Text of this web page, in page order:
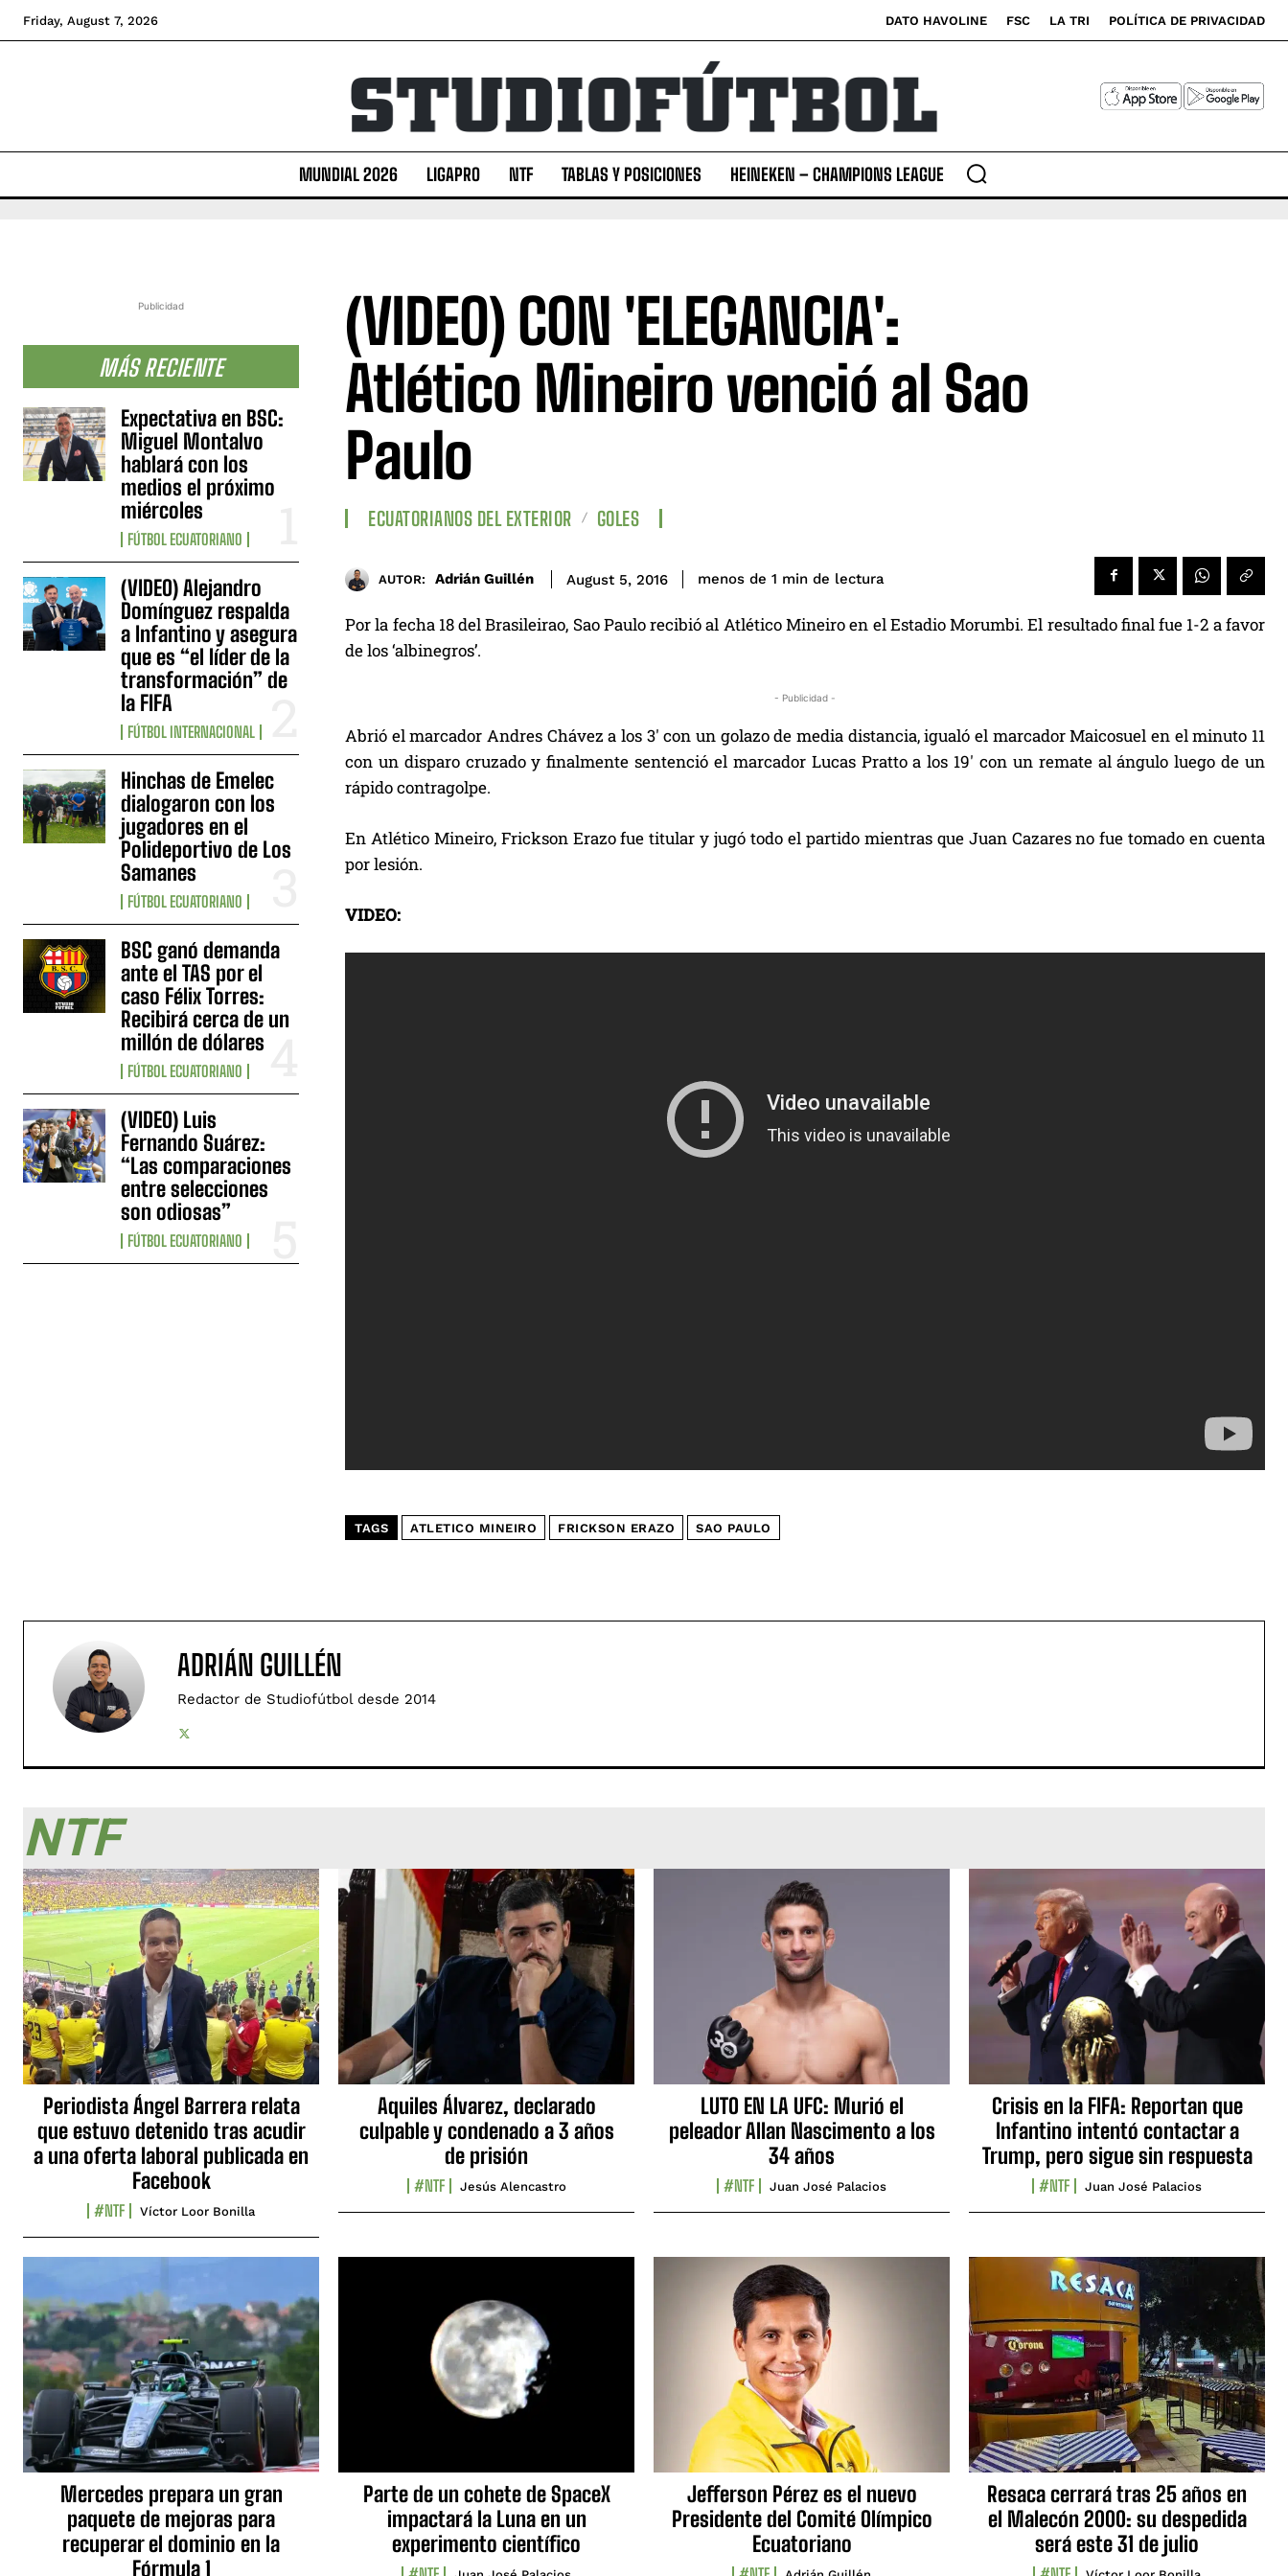
Friday, August 7, 2026 DATO HAVOLINE FSC LA TRI POLÍTICA DE PRIVACIDAD
MUNDIAL 2026 LIGAPRO NTF TABLAS Y POSICIONES HEINEKEN – CHAMPIONS LEAGUE
Publicidad
MÁS RECIENTE
Expectativa en BSC:
Miguel Montalvo
hablará con los
medios el próximo
miércoles
FÚTBOL ECUATORIANO
(VIDEO) Alejandro
Domínguez respalda
a Infantino y asegura
que es “el líder de la
transformación” de
la FIFA
FÚTBOL INTERNACIONAL
Hinchas de Emelec
dialogaron con los
jugadores en el
Polideportivo de Los
Samanes
FÚTBOL ECUATORIANO
BSC ganó demanda
ante el TAS por el
caso Félix Torres:
Recibirá cerca de un
millón de dólares
FÚTBOL ECUATORIANO
(VIDEO) Luis
Fernando Suárez:
“Las comparaciones
entre selecciones
son odiosas”
FÚTBOL ECUATORIANO
(VIDEO) CON 'ELEGANCIA':
Atlético Mineiro venció al Sao
Paulo
ECUATORIANOS DEL EXTERIOR GOLES
AUTOR: Adrián Guillén August 5, 2016 menos de 1 min de lectura
Por la fecha 18 del Brasileirao, Sao Paulo recibió al Atlético Mineiro en el Estadio Morumbi. El resultado final fue 1-2 a favor
de los ‘albinegros’.
- Publicidad -
Abrió el marcador Andres Chávez a los 3′ con un golazo de media distancia, igualó el marcador Maicosuel en el minuto 11
con un disparo cruzado y finalmente sentenció el marcador Lucas Pratto a los 19′ con un remate al ángulo luego de un
rápido contragolpe.
En Atlético Mineiro, Frickson Erazo fue titular y jugó todo el partido mientras que Juan Cazares no fue tomado en cuenta
por lesión.
VIDEO:
TAGS ATLETICO MINEIRO FRICKSON ERAZO SAO PAULO
ADRIÁN GUILLÉN
Redactor de Studiofútbol desde 2014
NTF
Periodista Ángel Barrera relata
que estuvo detenido tras acudir
a una oferta laboral publicada en
Facebook
#NTF Víctor Loor Bonilla
Aquiles Álvarez, declarado
culpable y condenado a 3 años
de prisión
#NTF Jesús Alencastro
LUTO EN LA UFC: Murió el
peleador Allan Nascimento a los
34 años
#NTF Juan José Palacios
Crisis en la FIFA: Reportan que
Infantino intentó contactar a
Trump, pero sigue sin respuesta
#NTF Juan José Palacios
Mercedes prepara un gran
paquete de mejoras para
recuperar el dominio en la
Fórmula 1
Parte de un cohete de SpaceX
impactará la Luna en un
experimento científico
Jefferson Pérez es el nuevo
Presidente del Comité Olímpico
Ecuatoriano
Resaca cerrará tras 25 años en
el Malecón 2000: su despedida
será este 31 de julio